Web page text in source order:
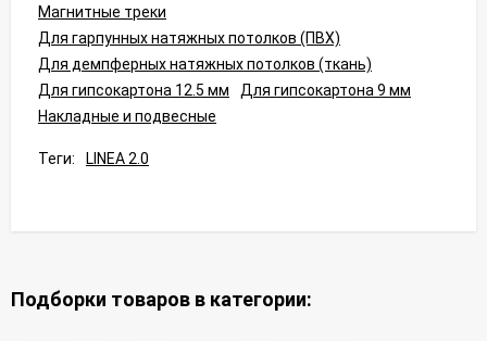
Магнитные треки
Для гарпунных натяжных потолков (ПВХ)
Для демпферных натяжных потолков (ткань)
Для гипсокартона 12.5 мм
Для гипсокартона 9 мм
Накладные и подвесные
Теги: LINEA 2.0
Подборки товаров в категории: